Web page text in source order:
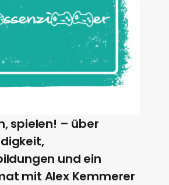
spielen! – über
und ein
mit Alex Kemmerer